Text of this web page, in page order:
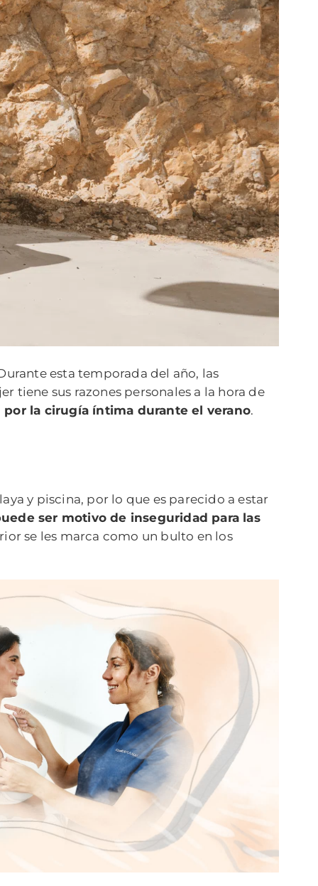
esta temporada del año, las
tiene sus razones personales a la hora de
la cirugía íntima durante el verano.
y piscina, por lo que es parecido a estar
ser motivo de inseguridad para las
se les marca como un bulto en los